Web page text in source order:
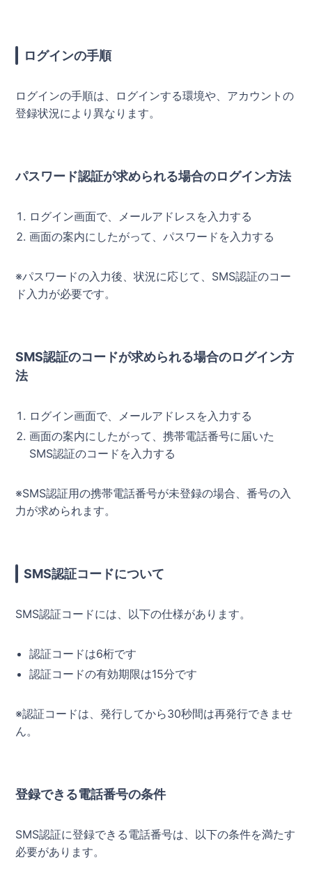
ログインの手順
ログインの手順は、ログインする環境や、アカウントの
登録状況により異なります。
パスワード認証が求められる場合のログイン方法
ログイン画面で、メールアドレスを入力する
画面の案内にしたがって、パスワードを入力する
※パスワードの入力後、状況に応じて、SMS認証のコー
ド入力が必要です。
SMS認証のコードが求められる場合のログイン方
法
ログイン画面で、メールアドレスを入力する
画面の案内にしたがって、携帯電話番号に届いた
SMS認証のコードを入力する
※SMS認証用の携帯電話番号が未登録の場合、番号の入
力が求められます。
SMS認証コードについて
SMS認証コードには、以下の仕様があります。
認証コードは6桁です
認証コードの有効期限は15分です
※認証コードは、発行してから30秒間は再発行できませ
ん。
登録できる電話番号の条件
SMS認証に登録できる電話番号は、以下の条件を満たす
必要があります。